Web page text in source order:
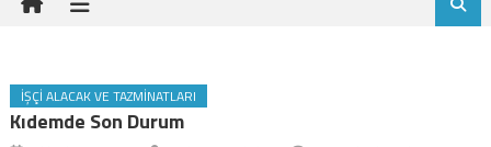
İŞÇI ALACAK VE TAZMINATLARI
Kıdemde Son Durum